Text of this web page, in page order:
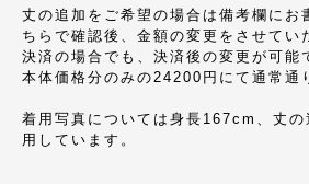
丈の追加をご希望の場合は備考欄にお
ちらで確認後、金額の変更をさせてい
決済の場合でも、決済後の変更が可能
本体価格分のみの24200円にて通常通
着用写真については身長167cm、丈の
用しています。